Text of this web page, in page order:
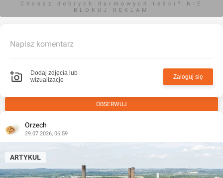
Chcesz dobrych darmowych teści? NIE
BLOKUJ REKLAM
Napisz komentarz
Dodaj zdjęcia lub
wizualizacje
Zaloguj się
OBSERWUJ
Orzech
29.07.2026, 06:59
ARTYKUŁ